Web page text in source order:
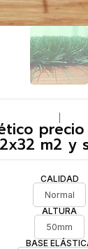
m2 y
CALIDAD
Normal
ALTURA
50mm
BASE